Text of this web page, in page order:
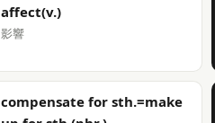
affect(v.)
影響
compensate for sth.=make